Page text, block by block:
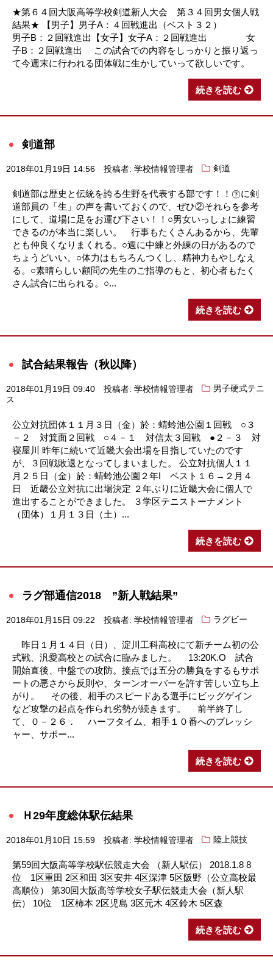
★第６４回大阪高等学校剣道新人大会 第３４回男女個人戦
結果★ 【男子】男子A：４回戦進出（ベスト３２）
男子B：２回戦進出【女子】女子A：２回戦進出 女
子B：２回戦進出 この試合での内容をしっかりと振り返っ
て今週末に行われる団体戦に生かしていって欲しいです。
続きを読む
剣道部
2018年01月19日 14:56 投稿者: 学校情報管理者 剣道
剣道部は歴史と伝統を誇る生野を代表する部です！！㊦に剣
道部員の「生」の声を書いておくので、ぜひ②それらを参考
にして、道場に足をお運び下さい！！○男女いっしょに練習
できるのが本当に楽しい。 行事もたくさんあるから、先輩
とも仲良くなりまくれる。○週に中練と外練の日があるので
ちょうどいい。○体力はもちろんつくし、精神力もやしなえ
る。○素晴らしい顧問の先生のご指導のもと、初心者もたく
さん試合に出られる。○...
続きを読む
試合結果報告（秋以降）
2018年01月19日 09:40 投稿者: 学校情報管理者
男子硬式テニ
ス
公立対抗団体１１月３日（金）於：蜻蛉池公園１回戦 ○３
－２ 対箕面２回戦 ○４－１ 対信太３回戦 ●２－３ 対
寝屋川 昨年に続いて近畿大会出場を目指していたのです
が、３回戦敗退となってしまいました。 公立対抗個人１１
月２５日（金）於：蜻蛉池公園２年I ベスト１６→２月４
日 近畿公立対抗に出場決定 ２年ぶりに近畿大会に個人で
進出することができました。 ３学区テニストーナメント
（団体）１月１３日（土）...
続きを読む
ラグ部通信2018 ”新人戦結果”
2018年01月15日 09:22 投稿者: 学校情報管理者 ラグビー
昨日１月１４日（日）、淀川工科高校にて新チーム初の公
式戦、汎愛高校との試合に臨みました。 13:20K.O 試合
開始直後、中盤での攻防。接点では五分の勝負をするもサポ
ートの悪さから反則や、ターンオーバーを許す苦しい立ち上
がり。 その後、相手のスピードある選手にビッグゲイン
など攻撃の起点を作られ劣勢が続きます。 前半終了し
て、０－２６． ハーフタイム、相手１０番へのプレッシ
ャー、サポー...
続きを読む
Ｈ29年度総体駅伝結果
2018年01月10日 15:59 投稿者: 学校情報管理者 陸上競技
第59回大阪高等学校駅伝競走大会 （新人駅伝） 2018.1.8 8
位 1区重田 2区和田 3区安井 4区深津 5区阪野（公立高校最
高順位） 第30回大阪高等学校女子駅伝競走大会（新人駅
伝） 10位 1区柿本 2区児島 3区元木 4区鈴木 5区森
続きを読む